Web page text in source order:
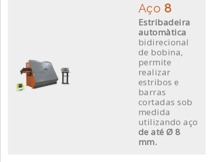
Aço 8
Estribadeira
automàtica
bidirecional
de bobina,
permite
realizar
estribos e
barras
cortadas sob
medida
utilizando aço
de até Ø 8
mm.